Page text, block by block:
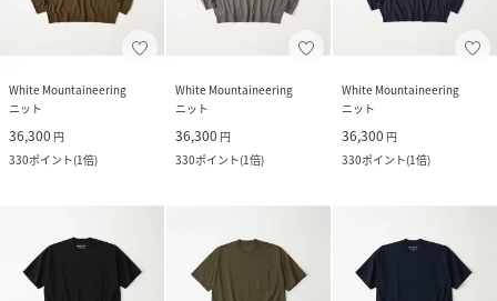
White Mountaineering
ニット
36,300 円
330ポイント(1倍)
White Mountaineering
ニット
36,300 円
330ポイント(1倍)
White Mountaineering
ニット
36,300 円
330ポイント(1倍)